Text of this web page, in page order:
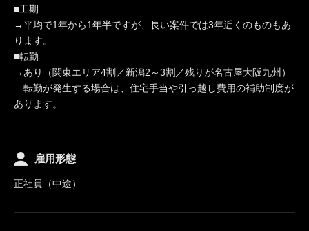
■工期
→平均で1年から1年半ですが、長い案件では3年近くのものもあ
ります。
■転勤
→あり（関東エリア4割／新潟2～3割／残りが名古屋大阪九州）
転勤が発生する場合は、住宅手当や引っ越し費用の補助制度が
あります。
雇用形態
正社員（中途）